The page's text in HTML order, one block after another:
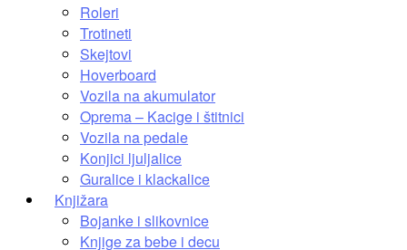
Roleri
Trotineti
Skejtovi
Hoverboard
Vozila na akumulator
Oprema – Kacige i štitnici
Vozila na pedale
Konjici ljuljalice
Guralice i klackalice
Knjižara
Bojanke i slikovnice
Knjige za bebe i decu